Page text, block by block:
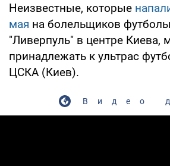
Неизвестные, которые
мая на болельщиков
"Ливерпуль" в центре Киева,
принадлежать к ультрас
ЦСКА (Киев).
Видео